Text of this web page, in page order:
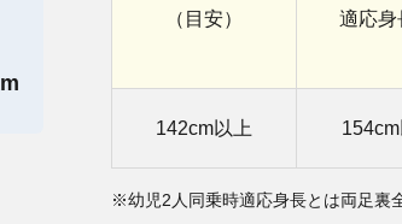
（目安）
適応
142cm以上
※幼児2人同乗時適応身長とは両足裏